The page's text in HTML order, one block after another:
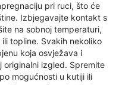
pri ruci, što će
Izbjegavajte kontakt s
na sobnoj temperaturi,
topline. Svakih nekoliko
koja osvježava i
originalni izgled. Spremite
mogućnosti u kutiji ili